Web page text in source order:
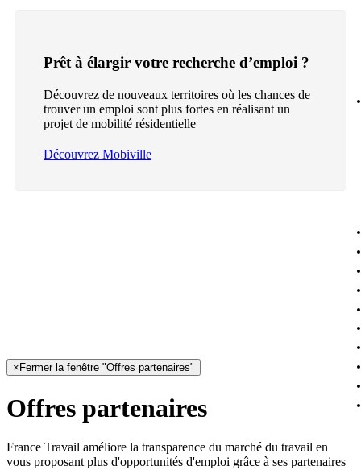
Prêt à élargir votre recherche d’emploi ?
Découvrez de nouveaux territoires où les chances de
trouver un emploi sont plus fortes en réalisant un
projet de mobilité résidentielle
Découvrez Mobiville
× Fermer la fenêtre "Offres partenaires"
Offres partenaires
France Travail améliore la transparence du marché du travail en
vous proposant plus d'opportunités d'emploi grâce à ses partenaires